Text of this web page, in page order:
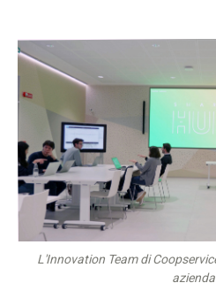
L'Innovation Team di